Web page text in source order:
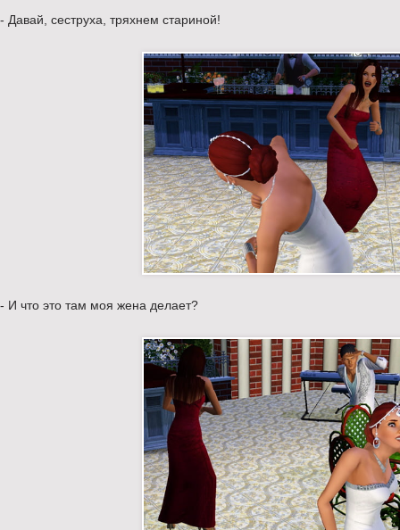
- Давай, сеструха, тряхнем стариной!
- И что это там моя жена делает?